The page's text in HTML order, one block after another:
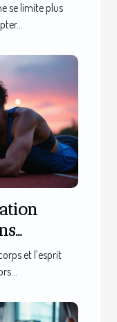
se limite plus
et l’esprit